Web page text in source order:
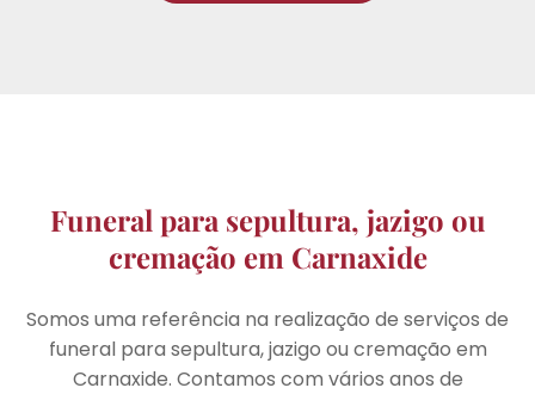
Funeral para sepultura, jazigo ou
cremação em Carnaxide
Somos uma referência na realização de serviços de
funeral para sepultura, jazigo ou cremação em
Carnaxide. Contamos com vários anos de